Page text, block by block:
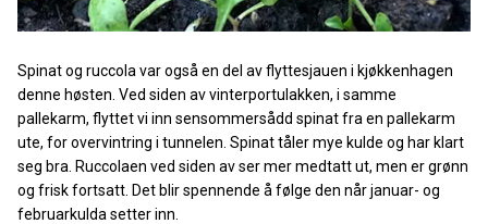
Spinat og ruccola var også en del av flyttesjauen i kjøkkenhagen
denne høsten. Ved siden av vinterportulakken, i samme
pallekarm, flyttet vi inn sensommersådd spinat fra en pallekarm
ute, for overvintring i tunnelen. Spinat tåler mye kulde og har klart
seg bra. Ruccolaen ved siden av ser mer medtatt ut, men er grønn
og frisk fortsatt. Det blir spennende å følge den når januar- og
februarkulda setter inn.